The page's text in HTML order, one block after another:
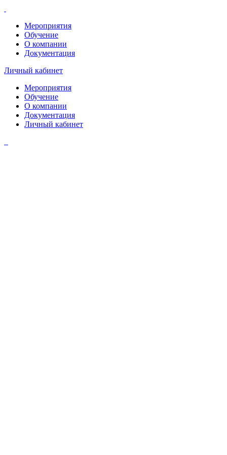
Мероприятия
Обучение
О компании
Документация
Личный кабинет
Мероприятия
Обучение
О компании
Документация
Личный кабинет